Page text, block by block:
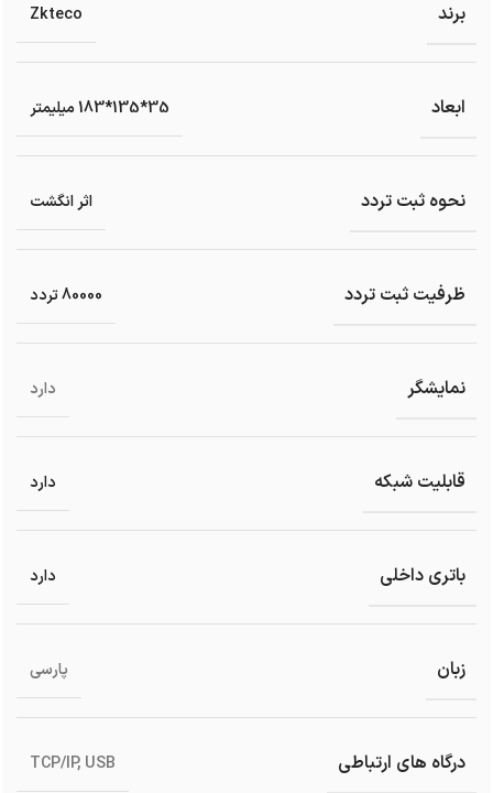
برند Zkteco
ابعاد 35*135*183 میلیمتر
نحوه ثبت تردد اثر انگشت
ظرفیت ثبت تردد 80000 تردد
نمایشگر دارد
قابلیت شبکه دارد
باتری داخلی دارد
زبان پارسی
درگاه های ارتباطی TCP/IP, USB